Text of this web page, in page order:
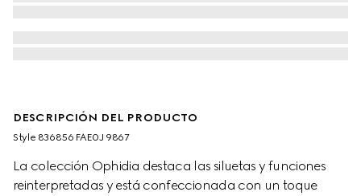
DESCRIPCIÓN DEL PRODUCTO
Style ‎836856 FAE0J 9867
La colección Ophidia destaca las siluetas y funciones
reinterpretadas y está confeccionada con un toque